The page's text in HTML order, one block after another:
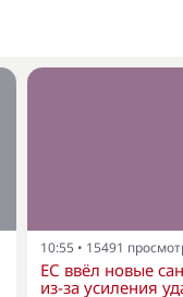
10:55 • 15491
ЕС ввёл новые
из-за усиления